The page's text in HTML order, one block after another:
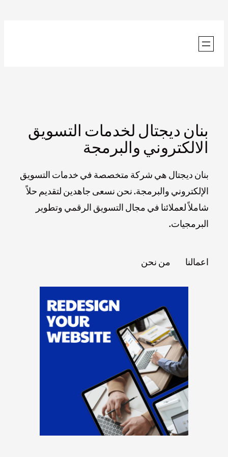
المحتوى
بنان ديجتال لخدمات التسويق
الالكتروني والبرمجة
بنان ديجتال هي شركة متخصصة في خدمات التسويق
الإلكتروني والبرمجة. نحن نسعى جاهدين لتقديم حلاً
شاملاً لعملائنا في مجال التسويق الرقمي وتطوير
البرمجيات.
اعمالنا من نحن